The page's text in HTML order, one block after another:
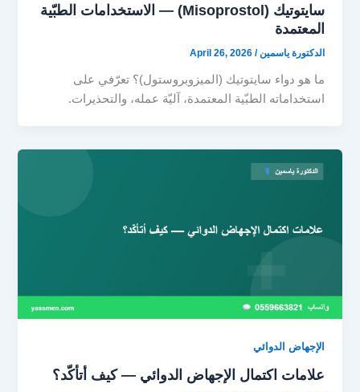
سايتوتيك (Misoprostol) — الاستخدامات الطبّية
المعتمدة
الدكتورة ياسمين/
April 26, 2026
ما هو دواء سايتوتيك (الميزوبروستول)؟ تعرّفي على
استخداماته الطبّية المعتمدة، آليّة عمله، والتحذيرات.
الإجهاض الدوائي
علامات اكتمال الإجهاض الدوائي — كيف أتأكّد؟